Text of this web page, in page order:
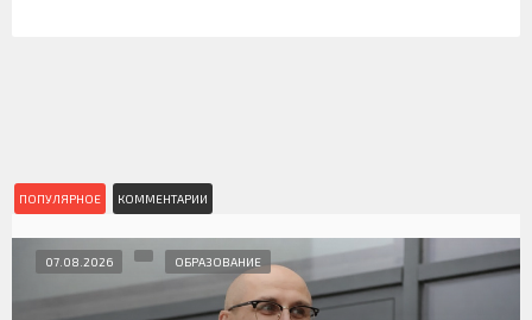
ПОПУЛЯРНОЕ КОММЕНТАРИИ
07.08.2026 ОБРАЗОВАНИЕ